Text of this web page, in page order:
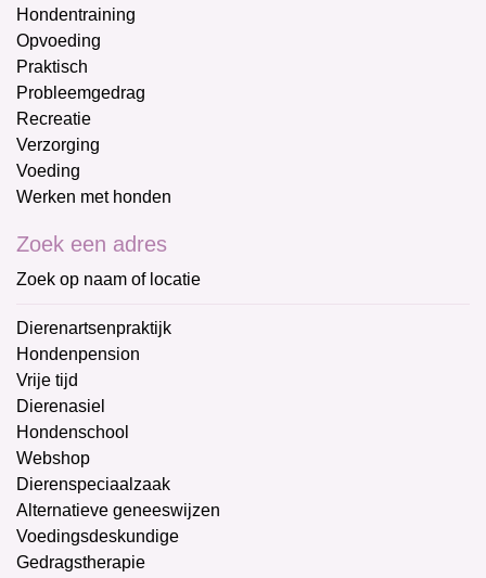
Hondentraining
Opvoeding
Praktisch
Probleemgedrag
Recreatie
Verzorging
Voeding
Werken met honden
Zoek een adres
Zoek op naam of locatie
Dierenartsenpraktijk
Hondenpension
Vrije tijd
Dierenasiel
Hondenschool
Webshop
Dierenspeciaalzaak
Alternatieve geneeswijzen
Voedingsdeskundige
Gedragstherapie